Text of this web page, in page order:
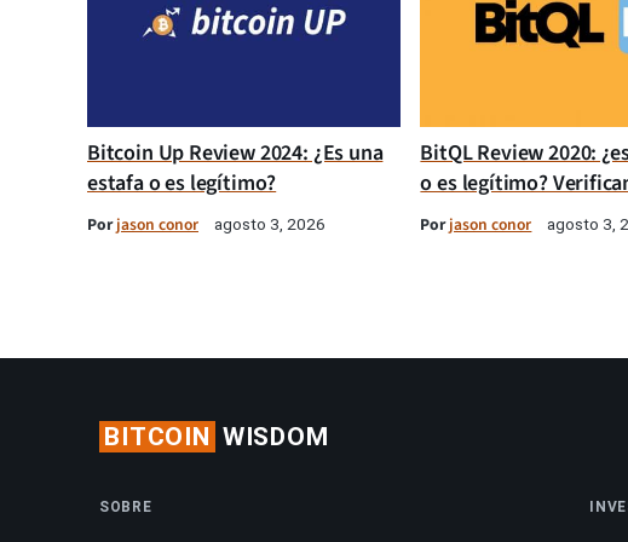
Bitcoin Up Review 2024: ¿Es una
estafa o es legítimo?
Porjason conor agosto 3, 2026
BitQL Review 2020:
o es legítimo?
Porjason conor agosto 3,
BITCOIN WISDOM
SOBRE